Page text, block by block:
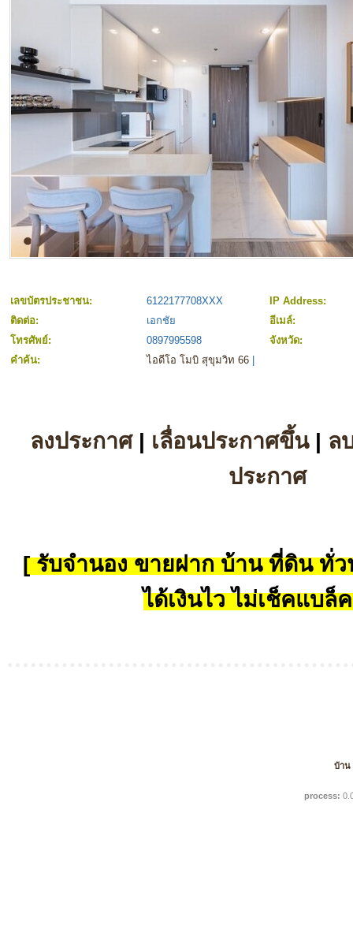
เลขบัตรประชาชน: 6122177708XXX
IP Address:
ติดต่อ:
เอกชัย
อีเมล์:
โทรศัพย์:
0897995598
จังหวัด:
คำค้น:
ไอดีโอ โมบิ สุขุมวิท 66
ลงประกาศ| เลื่อนประกาศขึ้น| ล
ประกาศ
[ รับจำนอง ขายฝาก บ้าน ที่ดิน ทั่ว
ได้เงินไว ไม่เช็คแบล็
บ้าน
process: